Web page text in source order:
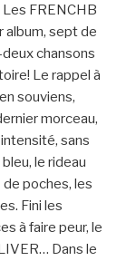
FRENCHB
sept de
chansons
Le rappel à
souviens,
morceau,
sans
le rideau
poches, les
Fini les
à faire peur, le
Dans le